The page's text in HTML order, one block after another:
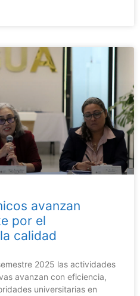
avanzan
por el
calidad
2025 las actividades
avanzan con eficiencia,
universitarias en